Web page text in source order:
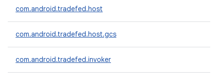
com.android.tradefed.host
com.android.tradefed.host.gcs
com.android.tradefed.invoker